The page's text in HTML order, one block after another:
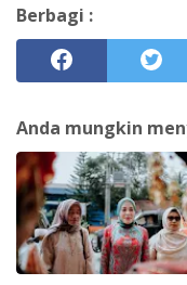
Berbagi :
Anda mungkin